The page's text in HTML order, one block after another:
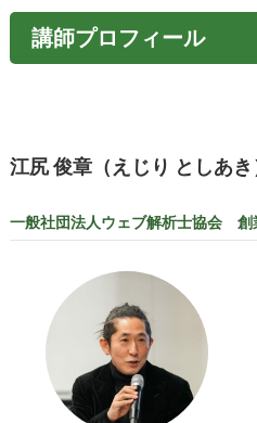
講師プロフィール
江尻 俊章（えじり としあき
一般社団法人ウェブ解析士協会